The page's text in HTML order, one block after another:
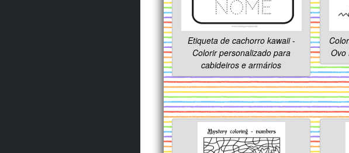
Etiqueta de cachorro kawaii -
Colorir personalizado para
cabideiros e armários
Ovo